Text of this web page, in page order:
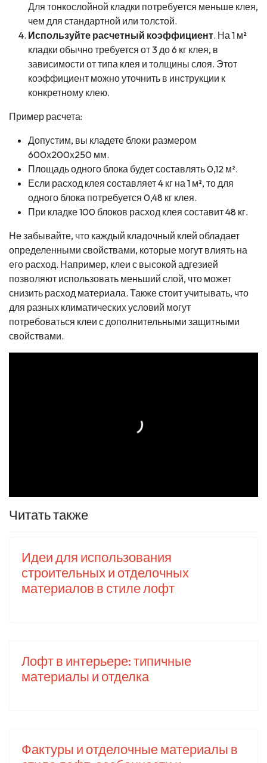
Для тонкослойной кладки потребуется меньше клея,
чем для стандартной или толстой.
Используйте расчетный коэффициент. На 1 м²
кладки обычно требуется от 3 до 6 кг клея, в
зависимости от типа клея и толщины слоя. Этот
коэффициент можно уточнить в инструкции к
конкретному клею.
Пример расчета:
Допустим, вы кладете блоки размером
600х200х250 мм.
Площадь одного блока будет составлять 0,12 м².
Если расход клея составляет 4 кг на 1 м², то для
одного блока потребуется 0,48 кг клея.
При кладке 100 блоков расход клея составит 48 кг.
Не забывайте, что каждый кладочный клей обладает
определенными свойствами, которые могут влиять на
его расход. Например, клеи с высокой адгезией
позволяют использовать меньший слой, что может
снизить расход материала. Также стоит учитывать, что
для разных климатических условий могут
потребоваться клеи с дополнительными защитными
свойствами.
Читать также
Идеи для использования
строительных и отделочных
материалов в стиле лофт
Лофт в интерьере: типичные
материалы и отделка
Фактуры и отделочные материалы в